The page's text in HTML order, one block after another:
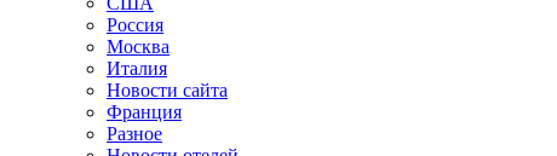
Россия
Москва
Италия
Новости сайта
Франция
Разное